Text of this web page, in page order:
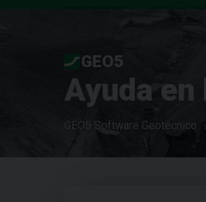
GEO5
Ayuda en
GEO5 Software Geotécnico